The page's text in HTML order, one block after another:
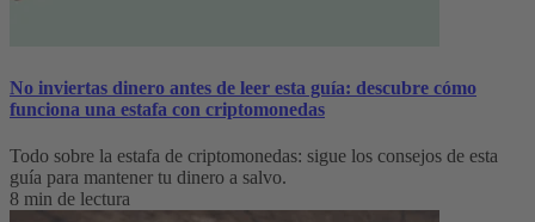
No inviertas dinero antes de leer esta guía: descubre cómo
funciona una estafa con criptomonedas
Todo sobre la estafa de criptomonedas: sigue los consejos de esta
guía para mantener tu dinero a salvo.
8 min de lectura